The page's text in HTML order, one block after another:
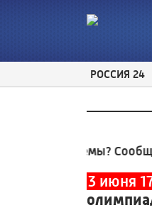
РОССИЯ 24
Сообщите о
3 июня